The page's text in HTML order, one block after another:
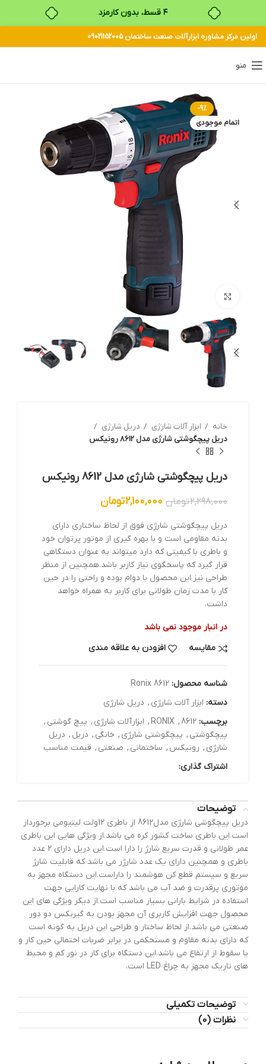
۴ قسط، بدون کارمزد
بدون ضامن، بدون سود
اولین مرکز مشاوره ابزارآلات صنعت ساختمان 09021152005
منو
-9%
اتمام موجودی
بزرگنمایی تصویر
خانه ابزار آلات شارژي
دريل شارژي
دریل پیچگوشتی شارژی مدل 8612 رونیکس
دریل پیچگوشتی شارژی مدل 8612 رونیکس
۲,۲۹۸,۰۰۰تومان ۲,۱۰۰,۰۰۰تومان
دریل پیچگوشتی شارژی فوق از لحاظ ساختاری دارای
بدنه مقاومی است و با بهره گیری از موتور پرتوان خود
و باطری با کیفیتی که دارد میتواند به عنوان دستگاهی
قرار گیرد که پاسخگوی نیاز کاربر باشد.همچنین از منظر
طراحی نیز این محصول با دوام بوده و راحتی را در حین
کار با مدت زمان طولانی برای کاربر به همراه خواهد
داشت.
در انبار موجود نمی باشد
مقایسه
افزودن به علاقه مندی
شناسه محصول: Ronix 8612
دسته: ابزار آلات شارژي , دريل شارژي
برچسب: 8612
,
RONIX
, ابزارآلات شارژی , پیچ گوشتی ,
پیچگوشتی , پیچگوشتی شارژی , خانگی , دریل , دریل
شارژی , رونیکس , ساختمانی , صنعتی , قیمت مناسب
اشتراک گذاری:
توضیحات
دریل پیچگوشی شارژی مدل8612 از باطری 12ولت لیتیومی برخوردار
است.این باطری ساخت کشور کره می باشد.از ویژگی هایی این باطری
عمر طولانی و قدرت سریع شارژ را دارا است.این دریل دارای 2 عدد
باطری و همچنین دارای یک عدد شارژر می باشد که قابلیت شارژ
سریع و سیستم قطع کن هوشمند را داراست.این دستگاه مجهز به
موتوری پرقدرت و ضد آب می باشد که با نهایت کارایی جهت
استفاده در شرایط بارانی بسیار مناسب است.از دیگر ویژگی های این
محصول جهت افزایش کاربری آن مجهز بودن به گیربکس دو دور
صنعتی می باشد.از لحاظ ساختار و طراحی این دریل به گونه است
که دارای بدنه مقاوم و مستحکمی در برابر ضربات احتمالی حین کار و
یا سقوط از ارتفاع می باشد.این دستگاه برای کار در نور کم و محیط
های تاریک مجهز به چراغ LED است.
توضیحات تکمیلی
نظرات (0)